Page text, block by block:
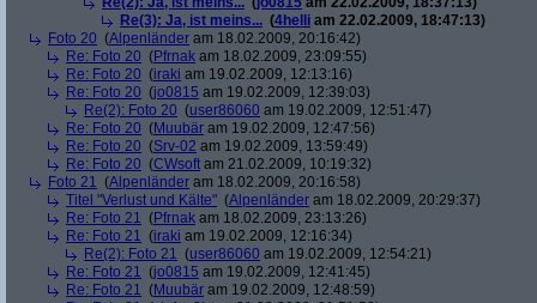
Re(3): Ja, ist meins... (4helli am 22.02.2009, 18:47:13)
Foto 20 (Alpenländer am 18.02.2009, 20:16:42)
Re: Foto 20 (Pfrnak am 18.02.2009, 23:09:55)
Re: Foto 20 (iraki am 19.02.2009, 12:13:16)
Re: Foto 20 (jo0815 am 19.02.2009, 12:39:03)
Re(2): Foto 20 (user86060 am 19.02.2009, 12:51:47)
Re: Foto 20 (Muubär am 19.02.2009, 12:47:56)
Re: Foto 20 (Srv-02 am 19.02.2009, 13:59:49)
Re: Foto 20 (CWsoft am 21.02.2009, 10:19:32)
Foto 21 (Alpenländer am 18.02.2009, 20:16:58)
Titel "Verlust und Kälte" (Alpenländer am 18.02.2009, 20:29:37)
Re: Foto 21 (Pfrnak am 18.02.2009, 23:13:26)
Re: Foto 21 (iraki am 19.02.2009, 12:16:34)
Re(2): Foto 21 (user86060 am 19.02.2009, 12:54:21)
Re: Foto 21 (jo0815 am 19.02.2009, 12:41:45)
Re: Foto 21 (Muubär am 19.02.2009, 12:48:59)